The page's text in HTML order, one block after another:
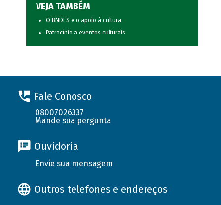
VEJA TAMBÉM
O BNDES e o apoio à cultura
Patrocínio a eventos culturais
Fale Conosco
08007026337
Mande sua pergunta
Ouvidoria
Envie sua mensagem
Outros telefones e endereços